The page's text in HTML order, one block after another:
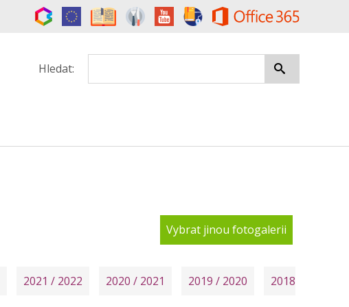
Hledat:
Vybrat jinou fotogalerii
2021 / 2022 2020 / 2021 2019 / 2020 2018